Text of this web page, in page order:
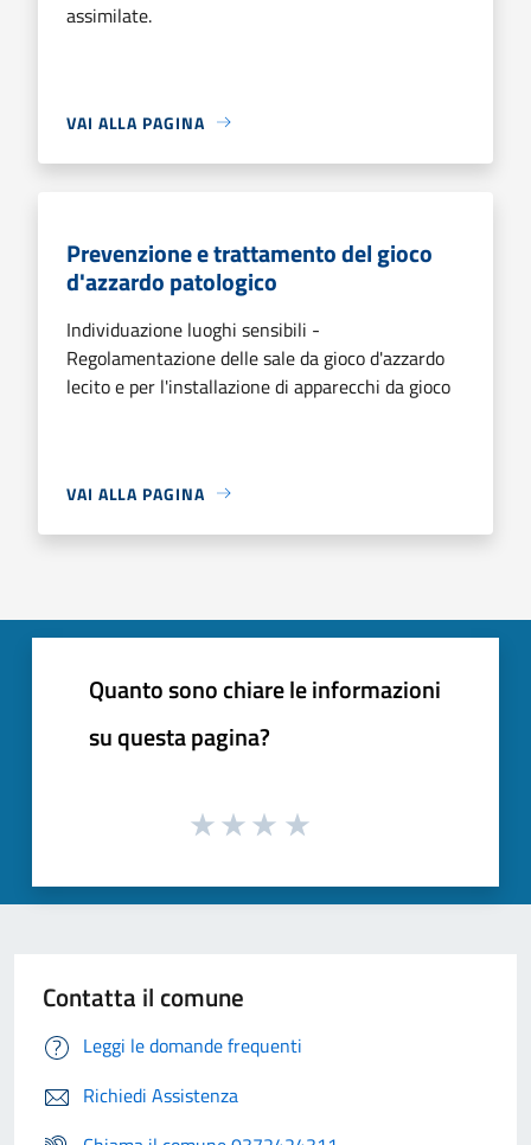
assimilate.
VAI ALLA PAGINA
Prevenzione e trattamento del gioco
d'azzardo patologico
Individuazione luoghi sensibili -
Regolamentazione delle sale da gioco d'azzardo
lecito e per l'installazione di apparecchi da gioco
VAI ALLA PAGINA
Quanto sono chiare le informazioni
su questa pagina?
Contatta il comune
Leggi le domande frequenti
Richiedi Assistenza